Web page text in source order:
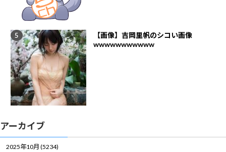
【画像】吉岡里帆のシコい画像
wwwwwwwwwww
アーカイブ
2025年10月 (5234)